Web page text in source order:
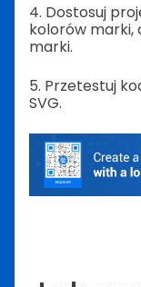
4. Dostosuj
kolorów marki,
marki.
5. Przetestuj
SVG.